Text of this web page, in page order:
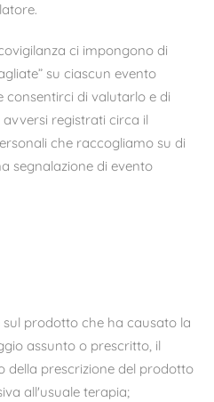
ci impongono di
su ciascun evento
di valutarlo e di
registrati circa il
che raccogliamo su di
segnalazione di evento
prodotto che ha causato la
assunto o prescritto, il
della prescrizione del prodotto
all'usuale terapia;